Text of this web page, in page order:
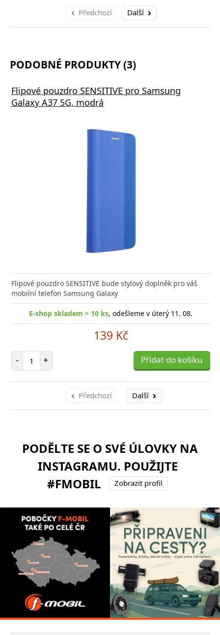
Předchozí Další
PODOBNÉ PRODUKTY (3)
Flipové pouzdro SENSITIVE pro Samsung
Galaxy A37 5G, modrá
Flipové pouzdro SENSITIVE bude stylový doplněk pro váš
mobilní telefon Samsung Galaxy
E-shop skladem > 10 ks, odešleme v úterý 11. 08.
139 Kč
- Počet položek
+ Přidat do košíku
Předchozí Další
PODĚLTE SE O SVÉ ÚLOVKY NA
INSTAGRAMU. POUŽIJTE
#FMOBIL
Zobrazit profil